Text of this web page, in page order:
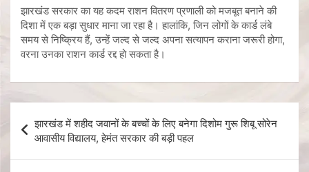
झारखंड सरकार का यह कदम राशन वितरण प्रणाली को मजबूत बनाने की
दिशा में एक बड़ा सुधार माना जा रहा है। हालांकि, जिन लोगों के कार्ड लंबे
समय से निष्क्रिय हैं, उन्हें जल्द से जल्द अपना सत्यापन कराना जरूरी होगा,
वरना उनका राशन कार्ड रद्द हो सकता है।
झारखंड में शहीद जवानों के बच्चों के लिए बनेगा दिशोम गुरू शिबू सोरेन
आवासीय विद्यालय, हेमंत सरकार की बड़ी पहल